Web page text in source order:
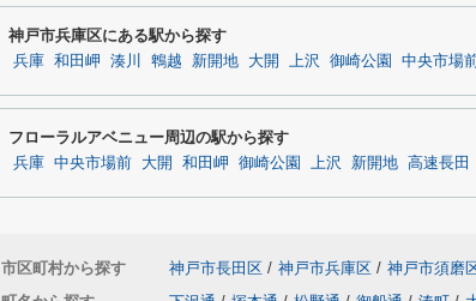
神戸市兵庫区にある駅から探す
兵庫 和田岬 湊川 鵯越 新開地 大開 上沢 御崎公園 中央市場
フローラルアベニュー周辺の駅から探す
兵庫 中央市場前 大開 和田岬 御崎公園 上沢 新開地 高速長田
市区町村から探す 神戸市長田区 / 神戸市兵庫区 / 神戸市須磨